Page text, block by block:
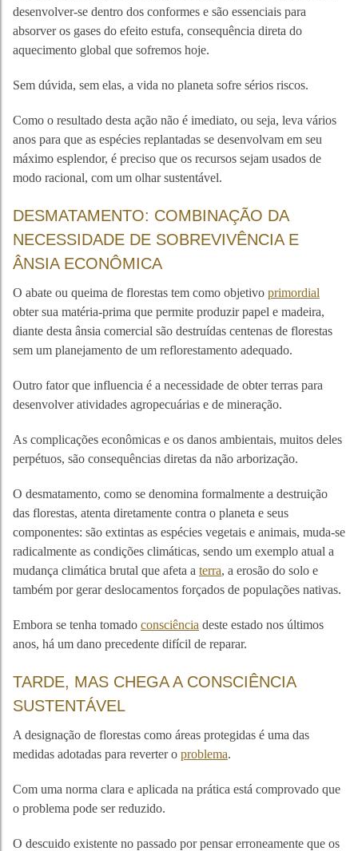
desenvolver-se dentro dos conformes e são essenciais para
absorver os gases do efeito estufa, consequência direta do
aquecimento global que sofremos hoje.
Sem dúvida, sem elas, a vida no planeta sofre sérios riscos.
Como o resultado desta ação não é imediato, ou seja, leva vários
anos para que as espécies replantadas se desenvolvam em seu
máximo esplendor, é preciso que os recursos sejam usados de
modo racional, com um olhar sustentável.
DESMATAMENTO: COMBINAÇÃO DA
NECESSIDADE DE SOBREVIVÊNCIA E
ÂNSIA ECONÔMICA
O abate ou queima de florestas tem como objetivo primordial
obter sua matéria-prima que permite produzir papel e madeira,
diante desta ânsia comercial são destruídas centenas de florestas
sem um planejamento de um reflorestamento adequado.
Outro fator que influencia é a necessidade de obter terras para
desenvolver atividades agropecuárias e de mineração.
As complicações econômicas e os danos ambientais, muitos deles
perpétuos, são consequências diretas da não arborização.
O desmatamento, como se denomina formalmente a destruição
das florestas, atenta diretamente contra o planeta e seus
componentes: são extintas as espécies vegetais e animais, muda-se
radicalmente as condições climáticas, sendo um exemplo atual a
mudança climática brutal que afeta a terra, a erosão do solo e
também por gerar deslocamentos forçados de populações nativas.
Embora se tenha tomado consciência deste estado nos últimos
anos, há um dano precedente difícil de reparar.
TARDE, MAS CHEGA A CONSCIÊNCIA
SUSTENTÁVEL
A designação de florestas como áreas protegidas é uma das
medidas adotadas para reverter o problema.
Com uma norma clara e aplicada na prática está comprovado que
o problema pode ser reduzido.
O descuido existente no passado por pensar erroneamente que os